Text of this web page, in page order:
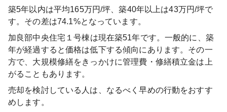
築5年以内は平均165万円/坪、築40年以上は43万円/坪で
す。その差は74.1%となっています。
加良部中央住宅１号棟は現在築51年です。一般的に、築
年が経過すると価格は低下する傾向にあります。その一
方で、大規模修繕をきっかけに管理費・修繕積立金は上
がることもあります。
売却を検討している人は、なるべく早めの行動をおすす
めします。